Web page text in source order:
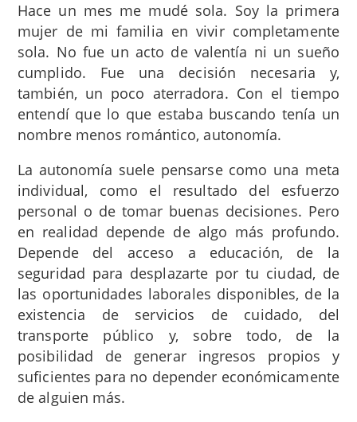
Hace un mes me mudé sola. Soy la primera
mujer de mi familia en vivir completamente
sola. No fue un acto de valentía ni un sueño
cumplido. Fue una decisión necesaria y,
también, un poco aterradora. Con el tiempo
entendí que lo que estaba buscando tenía un
nombre menos romántico, autonomía.
La autonomía suele pensarse como una meta
individual, como el resultado del esfuerzo
personal o de tomar buenas decisiones. Pero
en realidad depende de algo más profundo.
Depende del acceso a educación, de la
seguridad para desplazarte por tu ciudad, de
las oportunidades laborales disponibles, de la
existencia de servicios de cuidado, del
transporte público y, sobre todo, de la
posibilidad de generar ingresos propios y
suficientes para no depender económicamente
de alguien más.